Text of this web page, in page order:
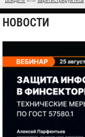
НОВОСТИ